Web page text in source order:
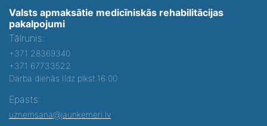
Valsts apmaksātie medicīniskās rehabilitācijas
pakalpojumi
Tālrunis:
+371 28369340
+371 67733522
Darba dienās līdz plkst.16:00
Epasts:
uznemsana@jaunkemeri.lv